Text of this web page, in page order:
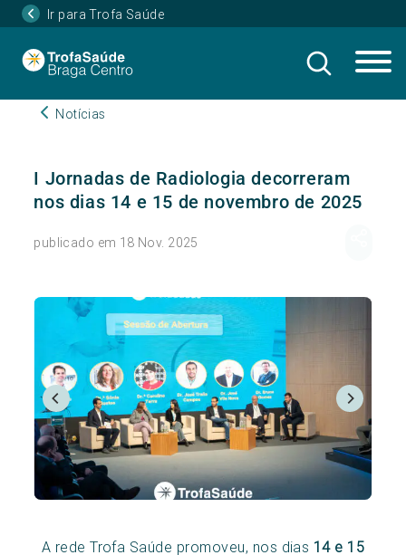
Ir para Trofa Saúde
Notícias
I Jornadas de Radiologia decorreram
nos dias 14 e 15 de novembro de 2025
publicado em 18 Nov. 2025
A rede Trofa Saúde promoveu, nos dias 14 e 15